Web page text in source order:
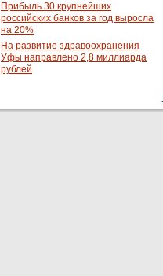
Прибыль 30 крупнейших
российских банков за год выросла
на 20%
На развитие здравоохранения
Уфы направлено 2,8 миллиарда
рублей